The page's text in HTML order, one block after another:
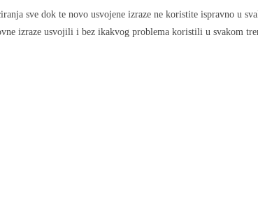
sve dok te novo usvojene izraze ne koristite ispravno u
izraze usvojili i bez ikakvog problema koristili u svakom